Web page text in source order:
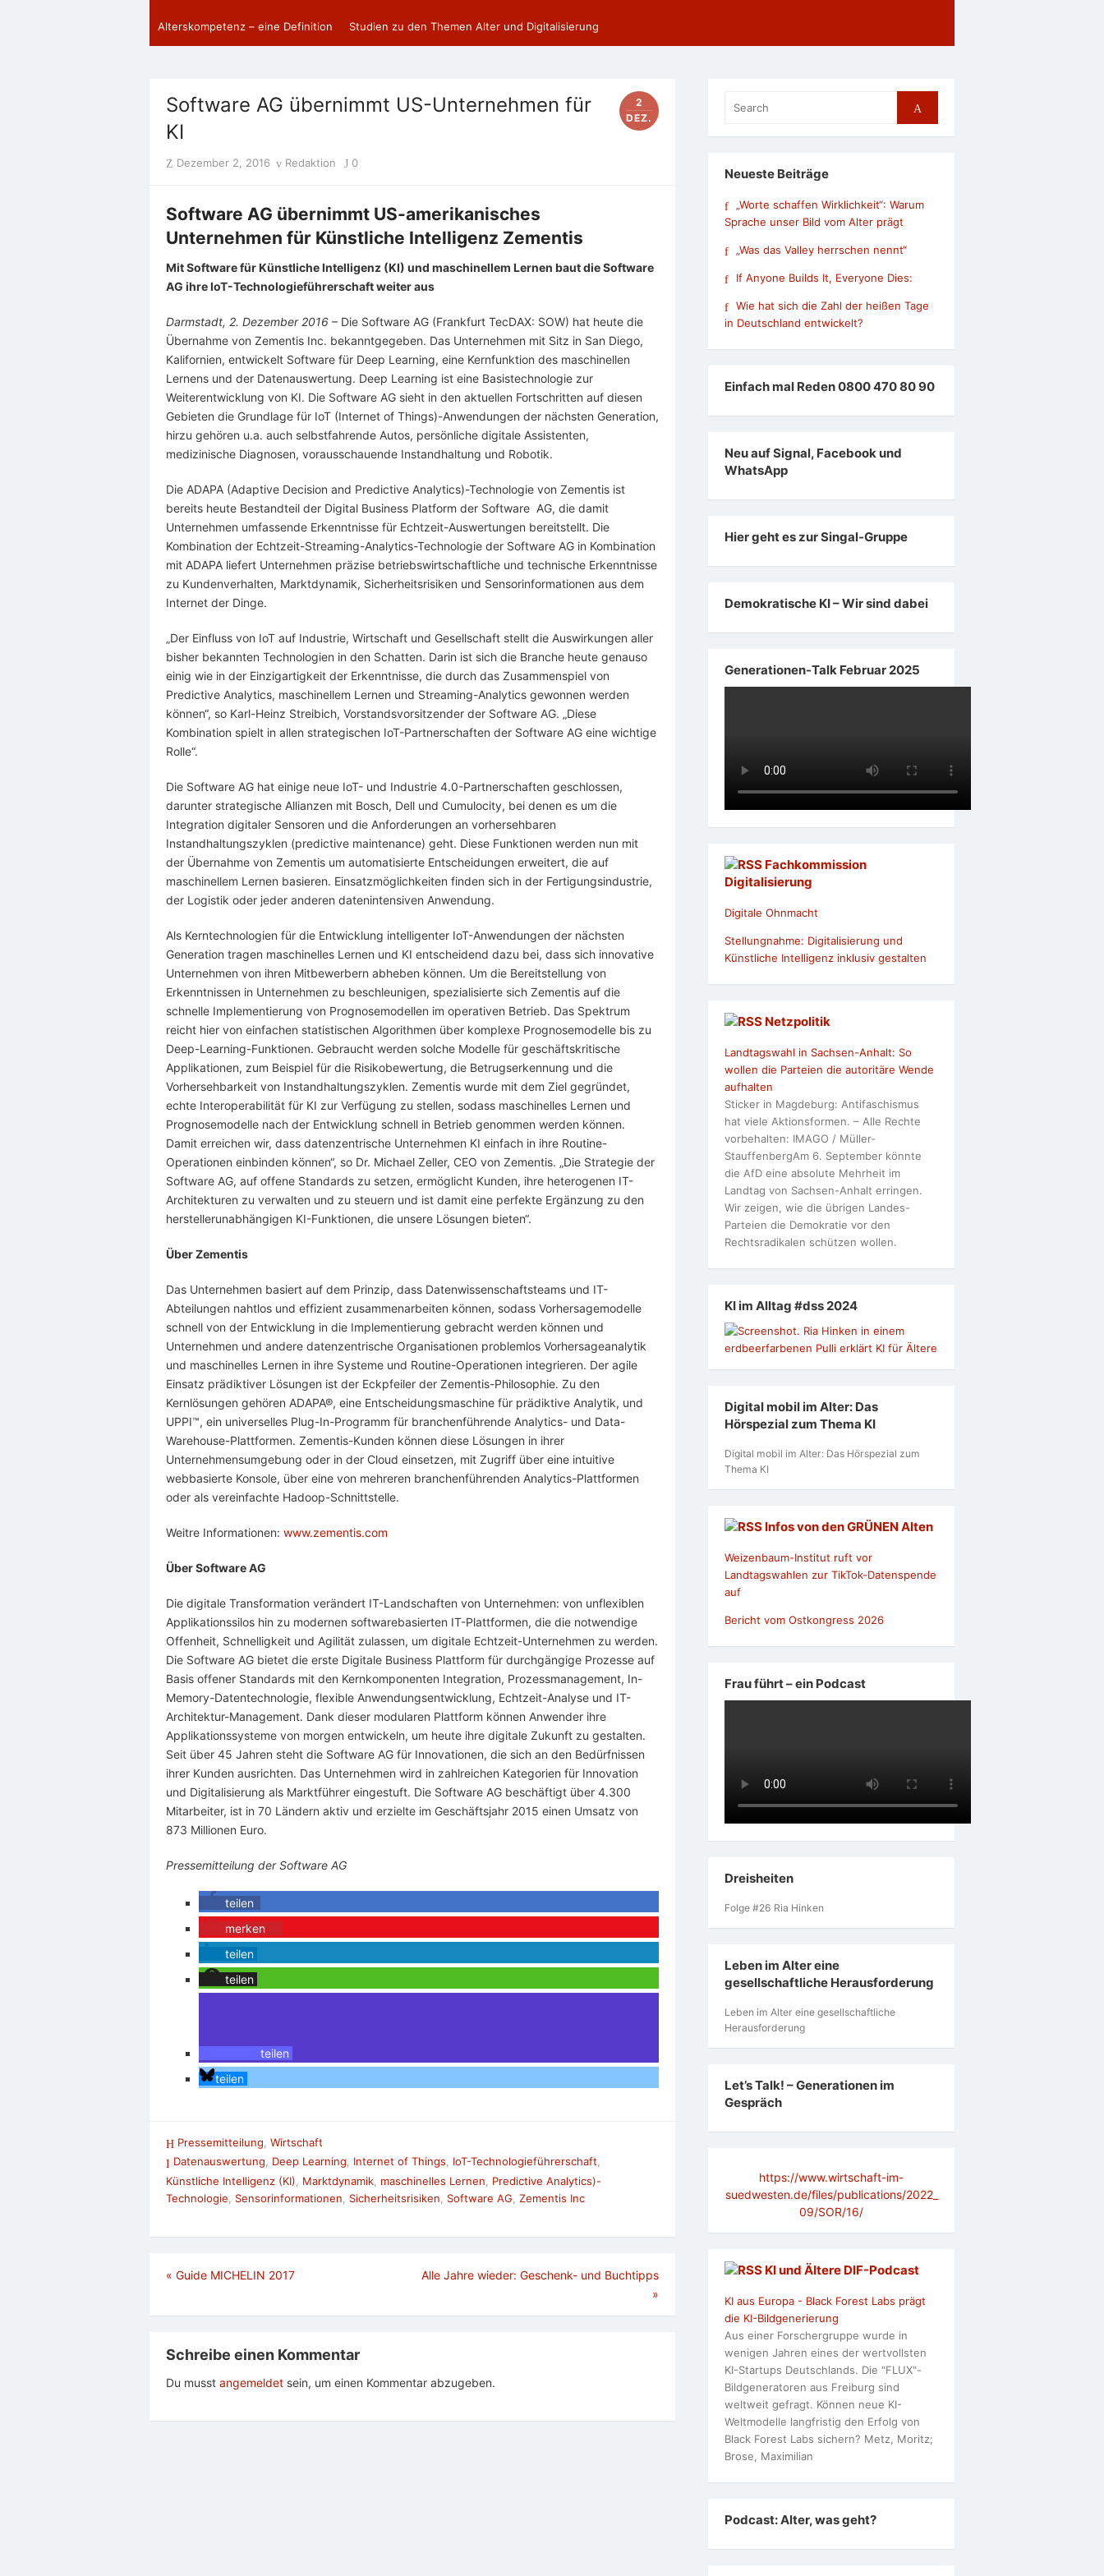
Alterskompetenz – eine Definition Studien zu den Themen Alter und Digitalisierung
Software AG übernimmt US-Unternehmen für
KI
2
DEZ.
Posted
Dezember 2, 2016 Author
Redaktion 0
Software AG übernimmt US-amerikanisches
Unternehmen für Künstliche Intelligenz Zementis
Mit Software für Künstliche Intelligenz (KI) und maschinellem Lernen baut die Software
AG ihre IoT-Technologieführerschaft weiter aus
Darmstadt, 2. Dezember 2016 – Die Software AG (Frankfurt TecDAX: SOW) hat heute die
Übernahme von Zementis Inc. bekanntgegeben. Das Unternehmen mit Sitz in San Diego,
Kalifornien, entwickelt Software für Deep Learning, eine Kernfunktion des maschinellen
Lernens und der Datenauswertung. Deep Learning ist eine Basistechnologie zur
Weiterentwicklung von KI. Die Software AG sieht in den aktuellen Fortschritten auf diesen
Gebieten die Grundlage für IoT (Internet of Things)-Anwendungen der nächsten Generation,
hirzu gehören u.a. auch selbstfahrende Autos, persönliche digitale Assistenten,
medizinische Diagnosen, vorausschauende Instandhaltung und Robotik.
Die ADAPA (Adaptive Decision and Predictive Analytics)-Technologie von Zementis ist
bereits heute Bestandteil der Digital Business Platform der Software AG, die damit
Unternehmen umfassende Erkenntnisse für Echtzeit-Auswertungen bereitstellt. Die
Kombination der Echtzeit-Streaming-Analytics-Technologie der Software AG in Kombination
mit ADAPA liefert Unternehmen präzise betriebswirtschaftliche und technische Erkenntnisse
zu Kundenverhalten, Marktdynamik, Sicherheitsrisiken und Sensorinformationen aus dem
Internet der Dinge.
„Der Einfluss von IoT auf Industrie, Wirtschaft und Gesellschaft stellt die Auswirkungen aller
bisher bekannten Technologien in den Schatten. Darin ist sich die Branche heute genauso
einig wie in der Einzigartigkeit der Erkenntnisse, die durch das Zusammenspiel von
Predictive Analytics, maschinellem Lernen und Streaming-Analytics gewonnen werden
können“, so Karl-Heinz Streibich, Vorstandsvorsitzender der Software AG. „Diese
Kombination spielt in allen strategischen IoT-Partnerschaften der Software AG eine wichtige
Rolle“.
Die Software AG hat einige neue IoT- und Industrie 4.0-Partnerschaften geschlossen,
darunter strategische Allianzen mit Bosch, Dell und Cumulocity, bei denen es um die
Integration digitaler Sensoren und die Anforderungen an vorhersehbaren
Instandhaltungszyklen (predictive maintenance) geht. Diese Funktionen werden nun mit
der Übernahme von Zementis um automatisierte Entscheidungen erweitert, die auf
maschinellem Lernen basieren. Einsatzmöglichkeiten finden sich in der Fertigungsindustrie,
der Logistik oder jeder anderen datenintensiven Anwendung.
Als Kerntechnologien für die Entwicklung intelligenter IoT-Anwendungen der nächsten
Generation tragen maschinelles Lernen und KI entscheidend dazu bei, dass sich innovative
Unternehmen von ihren Mitbewerbern abheben können. Um die Bereitstellung von
Erkenntnissen in Unternehmen zu beschleunigen, spezialisierte sich Zementis auf die
schnelle Implementierung von Prognosemodellen im operativen Betrieb. Das Spektrum
reicht hier von einfachen statistischen Algorithmen über komplexe Prognosemodelle bis zu
Deep-Learning-Funktionen. Gebraucht werden solche Modelle für geschäftskritische
Applikationen, zum Beispiel für die Risikobewertung, die Betrugserkennung und die
Vorhersehbarkeit von Instandhaltungszyklen. Zementis wurde mit dem Ziel gegründet,
echte Interoperabilität für KI zur Verfügung zu stellen, sodass maschinelles Lernen und
Prognosemodelle nach der Entwicklung schnell in Betrieb genommen werden können.
Damit erreichen wir, dass datenzentrische Unternehmen KI einfach in ihre Routine-
Operationen einbinden können“, so Dr. Michael Zeller, CEO von Zementis. „Die Strategie der
Software AG, auf offene Standards zu setzen, ermöglicht Kunden, ihre heterogenen IT-
Architekturen zu verwalten und zu steuern und ist damit eine perfekte Ergänzung zu den
herstellerunabhängigen KI-Funktionen, die unsere Lösungen bieten“.
Über Zementis
Das Unternehmen basiert auf dem Prinzip, dass Datenwissenschaftsteams und IT-
Abteilungen nahtlos und effizient zusammenarbeiten können, sodass Vorhersagemodelle
schnell von der Entwicklung in die Implementierung gebracht werden können und
Unternehmen und andere datenzentrische Organisationen problemlos Vorhersageanalytik
und maschinelles Lernen in ihre Systeme und Routine-Operationen integrieren. Der agile
Einsatz prädiktiver Lösungen ist der Eckpfeiler der Zementis-Philosophie. Zu den
Kernlösungen gehören ADAPA®, eine Entscheidungsmaschine für prädiktive Analytik, und
UPPI™, ein universelles Plug-In-Programm für branchenführende Analytics- und Data-
Warehouse-Plattformen. Zementis-Kunden können diese Lösungen in ihrer
Unternehmensumgebung oder in der Cloud einsetzen, mit Zugriff über eine intuitive
webbasierte Konsole, über eine von mehreren branchenführenden Analytics-Plattformen
oder als vereinfachte Hadoop-Schnittstelle.
Weitre Informationen: www.zementis.com
Über Software AG
Die digitale Transformation verändert IT-Landschaften von Unternehmen: von unflexiblen
Applikationssilos hin zu modernen softwarebasierten IT-Plattformen, die die notwendige
Offenheit, Schnelligkeit und Agilität zulassen, um digitale Echtzeit-Unternehmen zu werden.
Die Software AG bietet die erste Digitale Business Plattform für durchgängige Prozesse auf
Basis offener Standards mit den Kernkomponenten Integration, Prozessmanagement, In-
Memory-Datentechnologie, flexible Anwendungsentwicklung, Echtzeit-Analyse und IT-
Architektur-Management. Dank dieser modularen Plattform können Anwender ihre
Applikationssysteme von morgen entwickeln, um heute ihre digitale Zukunft zu gestalten.
Seit über 45 Jahren steht die Software AG für Innovationen, die sich an den Bedürfnissen
ihrer Kunden ausrichten. Das Unternehmen wird in zahlreichen Kategorien für Innovation
und Digitalisierung als Marktführer eingestuft. Die Software AG beschäftigt über 4.300
Mitarbeiter, ist in 70 Ländern aktiv und erzielte im Geschäftsjahr 2015 einen Umsatz von
873 Millionen Euro.
Pressemitteilung der Software AG
teilen
merken
teilen
teilen
teilen
teilen
Pressemitteilung Wirtschaft
Datenauswertung, Deep Learning, Internet of Things, IoT-Technologieführerschaft,
Künstliche Intelligenz (KI)
Marktdynamik maschinelles Lernen
Predictive Analytics)-
Technologie
Sensorinformationen Sicherheitsrisiken Software AG Zementis Inc
Beitragsnavigation
« Guide MICHELIN 2017
Alle Jahre wieder: Geschenk- und Buchtipps
»
Schreibe einen Kommentar
Du musst angemeldet sein, um einen Kommentar abzugeben.
for:
Search
Neueste Beiträge
„Worte schaffen Wirklichkeit“: Warum
Sprache unser Bild vom Alter prägt
„Was das Valley herrschen nennt“
If Anyone Builds It, Everyone Dies:
Wie hat sich die Zahl der heißen Tage
in Deutschland entwickelt?
Einfach mal Reden 0800 470 80 90
Neu auf Signal, Facebook und
WhatsApp
Hier geht es zur Singal-Gruppe
Demokratische KI – Wir sind dabei
Generationen-Talk Februar 2025
Fachkommission
Digitalisierung
Digitale Ohnmacht
Stellungnahme: Digitalisierung und
Künstliche Intelligenz inklusiv gestalten
Netzpolitik
Landtagswahl in Sachsen-Anhalt: So
wollen die Parteien die autoritäre Wende
aufhalten
Sticker in Magdeburg: Antifaschismus
hat viele Aktionsformen. – Alle Rechte
vorbehalten: IMAGO / Müller-
StauffenbergAm 6. September könnte
die AfD eine absolute Mehrheit im
Landtag von Sachsen-Anhalt erringen.
Wir zeigen, wie die übrigen Landes-
Parteien die Demokratie vor den
Rechtsradikalen schützen wollen.
KI im Alltag #dss 2024
Digital mobil im Alter: Das
Hörspezial zum Thema KI
Digital mobil im Alter: Das Hörspezial zum
Thema KI
Infos von den GRÜNEN Alten
Weizenbaum-Institut ruft vor
Landtagswahlen zur TikTok-Datenspende
auf
Bericht vom Ostkongress 2026
Frau führt – ein Podcast
Dreisheiten
Folge #26 Ria Hinken
Leben im Alter eine
gesellschaftliche Herausforderung
Leben im Alter eine gesellschaftliche
Herausforderung
Let’s Talk! – Generationen im
Gespräch
https://www.wirtschaft-im-
suedwesten.de/files/publications/2022_
09/SOR/16/
KI und Ältere DlF-Podcast
KI aus Europa - Black Forest Labs prägt
die KI-Bildgenerierung
Aus einer Forschergruppe wurde in
wenigen Jahren eines der wertvollsten
KI-Startups Deutschlands. Die "FLUX"-
Bildgeneratoren aus Freiburg sind
weltweit gefragt. Können neue KI-
Weltmodelle langfristig den Erfolg von
Black Forest Labs sichern? Metz, Moritz;
Brose, Maximilian
Podcast: Alter, was geht?